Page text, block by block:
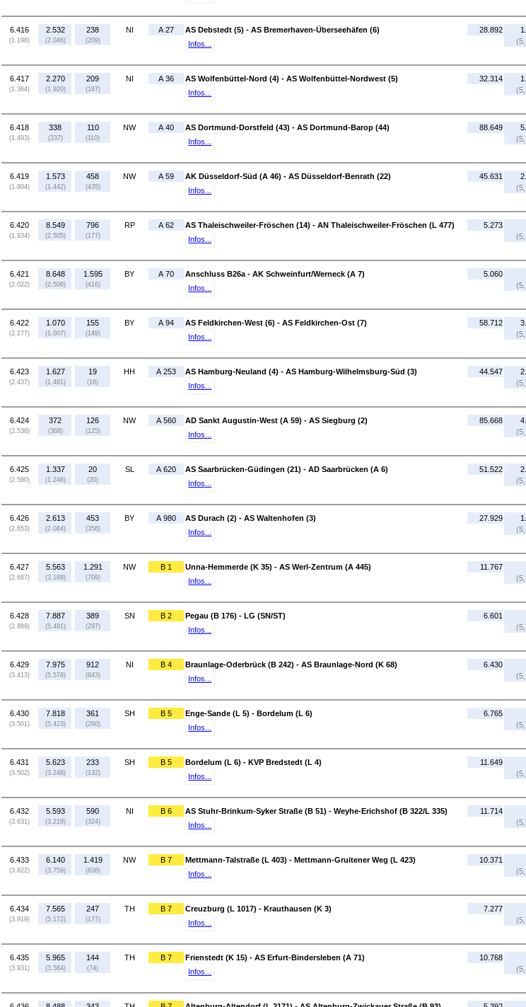
6.416
(1.198)
2.532
(2.046)
238
(209)
NI A 27
AS Debstedt (5) - AS Bremerhaven-Überseehäfen (6)
Infos...
28.892
6.417
(1.364)
2.270
(1.920)
209
(187)
NI A 36
AS Wolfenbüttel-Nord (4) - AS Wolfenbüttel-Nordwest (5)
Infos...
32.314
6.418
(1.493)
338
(337)
110
(110)
NW A 40
AS Dortmund-Dorstfeld (43) - AS Dortmund-Barop (44)
Infos...
88.649
6.419
(1.804)
1.573
(1.442)
458
(435)
NW A 59
AK Düsseldorf-Süd (A 46) - AS Düsseldorf-Benrath (22)
Infos...
45.631
6.420
(1.934)
8.549
(2.505)
796
(177)
RP A 62
AS Thaleischweiler-Fröschen (14) - AN Thaleischweiler-Fröschen (L 477)
Infos...
5.273
6.421
(2.022)
8.648
(2.506)
1.595
(416)
BY A 70
Anschluss B26a - AK Schweinfurt/Werneck (A 7)
Infos...
5.060
6.422
(2.277)
1.070
(1.007)
155
(149)
BY A 94
AS Feldkirchen-West (6) - AS Feldkirchen-Ost (7)
Infos...
58.712
6.423
(2.437)
1.627
(1.481)
19
(16)
HH A 253
AS Hamburg-Neuland (4) - AS Hamburg-Wilhelmsburg-Süd (3)
Infos...
44.547
6.424
(2.538)
372
(368)
126
(125)
NW A 560
AD Sankt Augustin-West (A 59) - AS Siegburg (2)
Infos...
85.668
6.425
(2.590)
1.337
(1.246)
20
(20)
SL A 620
AS Saarbrücken-Güdingen (21) - AD Saarbrücken (A 6)
Infos...
51.522
6.426
(2.653)
2.613
(2.084)
453
(356)
BY A 980
AS Durach (2) - AS Waltenhofen (3)
Infos...
27.929
6.427
(2.687)
5.563
(3.189)
1.291
(709)
NW B 1
Unna-Hemmerde (K 35) - AS Werl-Zentrum (A 445)
Infos...
11.767
6.428
(2.889)
7.887
(5.491)
389
(297)
SN B 2
Pegau (B 176) - LG (SN/ST)
Infos...
6.601
6.429
(3.413)
7.975
(5.578)
912
(643)
NI B 4
Braunlage-Oderbrück (B 242) - AS Braunlage-Nord (K 68)
Infos...
6.430
6.430
(3.501)
7.818
(5.423)
361
(260)
SH B 5
Enge-Sande (L 5) - Bordelum (L 6)
Infos...
6.765
6.431
(3.502)
5.623
(3.248)
233
(132)
SH B 5
Bordelum (L 6) - KVP Bredstedt (L 4)
Infos...
11.649
6.432
(3.631)
5.593
(3.219)
590
(324)
NI B 6
AS Stuhr-Brinkum-Syker Straße (B 51) - Weyhe-Erichshof (B 322/L 335)
Infos...
11.714
6.433
(3.822)
6.140
(3.759)
1.419
(836)
NW B 7
Mettmann-Talstraße (L 403) - Mettmann-Gruitener Weg (L 423)
Infos...
10.371
6.434
(3.919)
7.565
(5.172)
247
(177)
TH B 7
Creuzburg (L 1017) - Krauthausen (K 3)
Infos...
7.277
6.435
(3.931)
5.965
(3.584)
144
(74)
TH B 7
Frienstedt (K 15) - AS Erfurt-Bindersleben (A 71)
Infos...
10.768